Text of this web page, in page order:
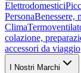
Elettrodomestici
PersonaBenessere,
Clima
colazione,
accessori da viaggio
I Nostri Marchi